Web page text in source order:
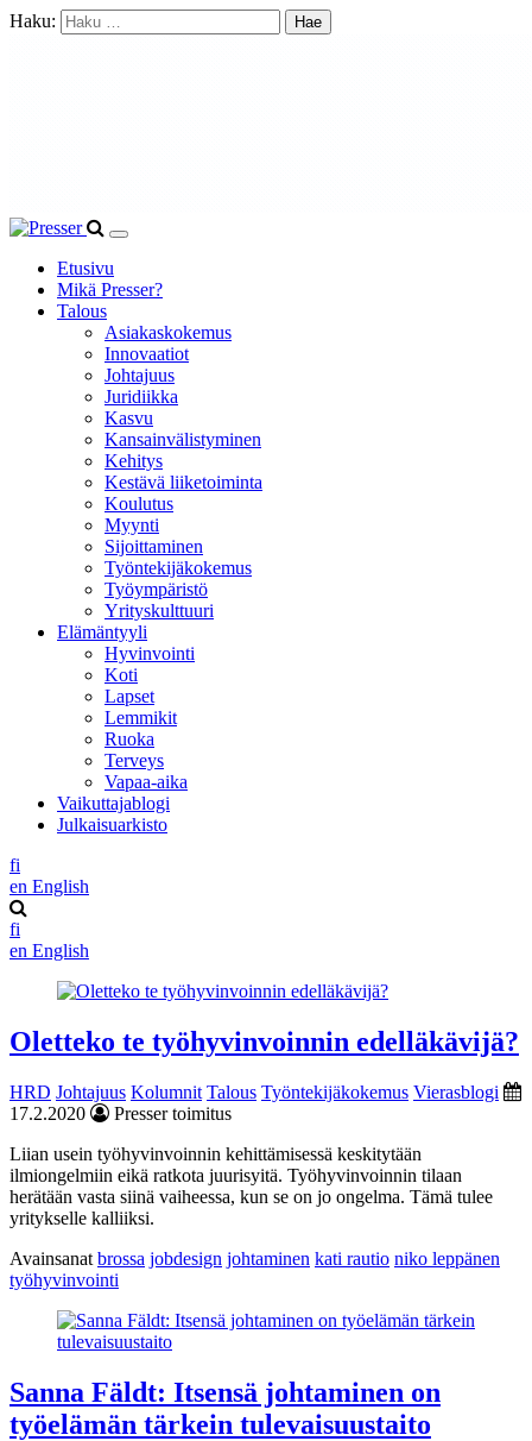
Haku:
Etusivu
Mikä Presser?
Talous
Asiakaskokemus
Innovaatiot
Johtajuus
Juridiikka
Kasvu
Kansainvälistyminen
Kehitys
Kestävä liiketoiminta
Koulutus
Myynti
Sijoittaminen
Työntekijäkokemus
Työympäristö
Yrityskulttuuri
Elämäntyyli
Hyvinvointi
Koti
Lapset
Lemmikit
Ruoka
Terveys
Vapaa-aika
Vaikuttajablogi
Julkaisuarkisto
fi
en English
fi
en English
Oletteko te työhyvinvoinnin edelläkävijä?
HRD Johtajuus Kolumnit Talous Työntekijäkokemus Vierasblogi
17.2.2020
Presser toimitus
Liian usein työhyvinvoinnin kehittämisessä keskitytään
ilmiongelmiin eikä ratkota juurisyitä. Työhyvinvoinnin tilaan
herätään vasta siinä vaiheessa, kun se on jo ongelma. Tämä tulee
yritykselle kalliiksi.
Avainsanat brossa jobdesign johtaminen kati rautio niko leppänen
työhyvinvointi
Sanna Fäldt: Itsensä johtaminen on
työelämän tärkein tulevaisuustaito